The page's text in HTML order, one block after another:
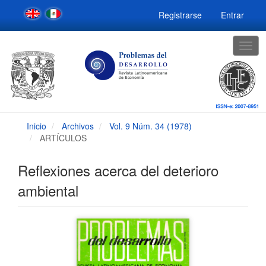
Navegación
principal
Contenido
Barra
lateral
Registrarse Entrar
Inicio Archivos
Vol. 9 Núm. 34 (1978)
ARTÍCULOS
Reflexiones acerca del deterioro
ambiental